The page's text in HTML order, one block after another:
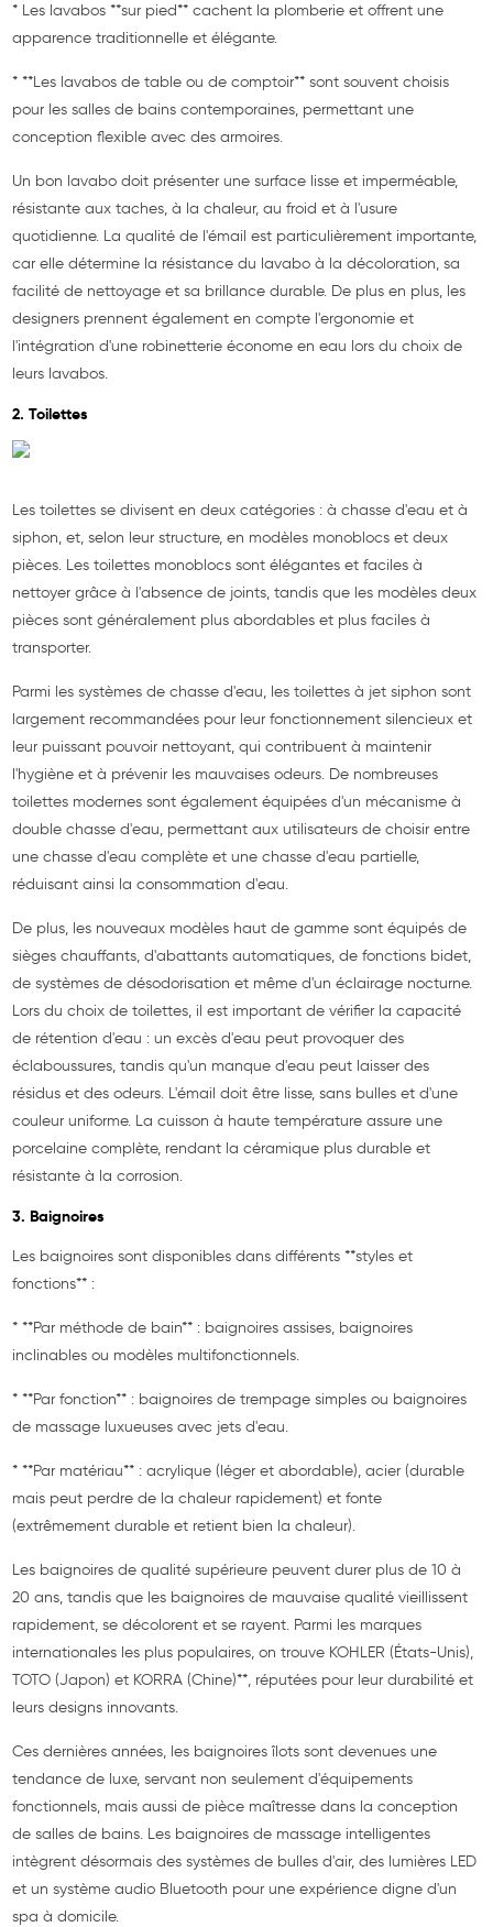
* Les lavabos **sur pied** cachent la plomberie et offrent une
apparence traditionnelle et élégante.
* **Les lavabos de table ou de comptoir** sont souvent choisis
pour les salles de bains contemporaines, permettant une
conception flexible avec des armoires.
Un bon lavabo doit présenter une surface lisse et imperméable,
résistante aux taches, à la chaleur, au froid et à l'usure
quotidienne. La qualité de l'émail est particulièrement importante,
car elle détermine la résistance du lavabo à la décoloration, sa
facilité de nettoyage et sa brillance durable. De plus en plus, les
designers prennent également en compte l'ergonomie et
l'intégration d'une robinetterie économe en eau lors du choix de
leurs lavabos.
2. Toilettes
Les toilettes se divisent en deux catégories : à chasse d'eau et à
siphon, et, selon leur structure, en modèles monoblocs et deux
pièces. Les toilettes monoblocs sont élégantes et faciles à
nettoyer grâce à l'absence de joints, tandis que les modèles deux
pièces sont généralement plus abordables et plus faciles à
transporter.
Parmi les systèmes de chasse d'eau, les toilettes à jet siphon sont
largement recommandées pour leur fonctionnement silencieux et
leur puissant pouvoir nettoyant, qui contribuent à maintenir
l'hygiène et à prévenir les mauvaises odeurs. De nombreuses
toilettes modernes sont également équipées d'un mécanisme à
double chasse d'eau, permettant aux utilisateurs de choisir entre
une chasse d'eau complète et une chasse d'eau partielle,
réduisant ainsi la consommation d'eau.
De plus, les nouveaux modèles haut de gamme sont équipés de
sièges chauffants, d'abattants automatiques, de fonctions bidet,
de systèmes de désodorisation et même d'un éclairage nocturne.
Lors du choix de toilettes, il est important de vérifier la capacité
de rétention d'eau : un excès d'eau peut provoquer des
éclaboussures, tandis qu'un manque d'eau peut laisser des
résidus et des odeurs. L'émail doit être lisse, sans bulles et d'une
couleur uniforme. La cuisson à haute température assure une
porcelaine complète, rendant la céramique plus durable et
résistante à la corrosion.
3. Baignoires
Les baignoires sont disponibles dans différents **styles et
fonctions** :
* **Par méthode de bain** : baignoires assises, baignoires
inclinables ou modèles multifonctionnels.
* **Par fonction** : baignoires de trempage simples ou baignoires
de massage luxueuses avec jets d'eau.
* **Par matériau** : acrylique (léger et abordable), acier (durable
mais peut perdre de la chaleur rapidement) et fonte
(extrêmement durable et retient bien la chaleur).
Les baignoires de qualité supérieure peuvent durer plus de 10 à
20 ans, tandis que les baignoires de mauvaise qualité vieillissent
rapidement, se décolorent et se rayent. Parmi les marques
internationales les plus populaires, on trouve KOHLER (États-Unis),
TOTO (Japon) et KORRA (Chine)**, réputées pour leur durabilité et
leurs designs innovants.
Ces dernières années, les baignoires îlots sont devenues une
tendance de luxe, servant non seulement d'équipements
fonctionnels, mais aussi de pièce maîtresse dans la conception
de salles de bains. Les baignoires de massage intelligentes
intègrent désormais des systèmes de bulles d'air, des lumières LED
et un système audio Bluetooth pour une expérience digne d'un
spa à domicile.